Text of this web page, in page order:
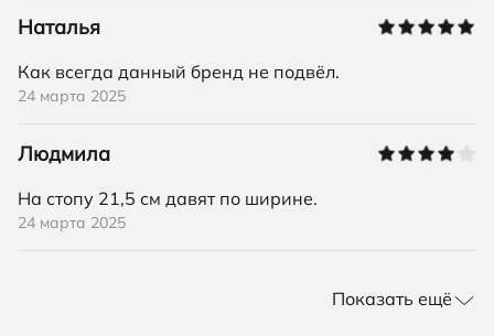
Наталья
Как всегда данный бренд не подвёл.
24 марта 2025
Людмила
На стопу 21,5 см давят по ширине.
24 марта 2025
Показать ещё